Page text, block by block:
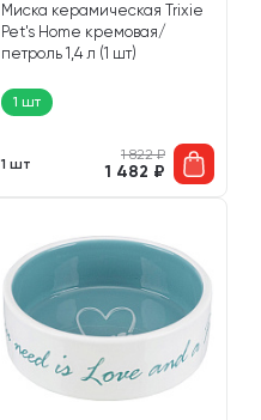
Миска керамическая Trixie
Pet's Home кремовая/
петроль 1,4 л (1 шт)
1 шт
1 шт
1 822₽
1 482 ₽